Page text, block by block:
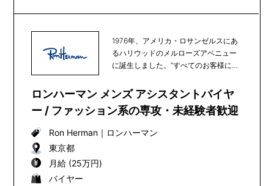
1976年、アメリカ・ロサンゼルスにあ
るハリウッドのメルローズアベニュー
に誕生しました。“すべてのお客様に心
ロンハーマン メンズ アシスタントバイヤ
ー / ファッション系の専攻・未経験者歓迎
Ron Herman｜ ロンハーマン
東京都
月給 (25万円)
バイヤー